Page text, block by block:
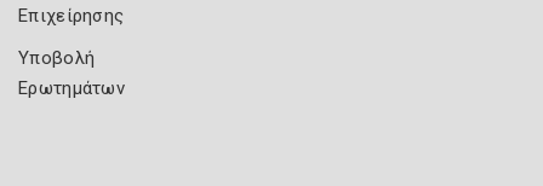
Επιχείρησης
Υποβολή
Ερωτημάτων